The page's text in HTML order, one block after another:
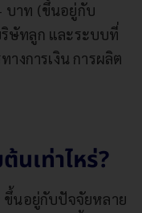
บาท (ขึ้นอยู่กับ
ษัทลูก และระบบที่
งการเงิน การผลิต
นเท่าไหร่?
ขึ้นอยู่กับปัจจัยหลาย